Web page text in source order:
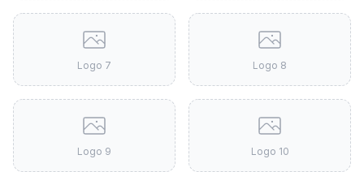
Logo 7 Logo 8
Logo 9 Logo 10